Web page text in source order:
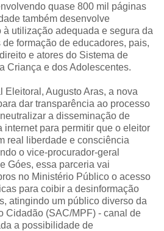
quase 800 mil páginas
também desenvolve
utilização adequada e segura da
formação de educadores, pais,
e atores do Sistema de
Criança e dos Adolescentes.
Eleitoral, Augusto Aras, a nova
dar transparência ao processo
a disseminação de
internet para permitir que o eleitor
real liberdade e consciência
o vice-procurador-geral
Góes, essa parceria vai
no Ministério Público o acesso
para coibir a desinformação
atingindo um público diverso da
Cidadão (SAC/MPF) - canal de
a possibilidade de